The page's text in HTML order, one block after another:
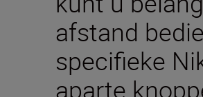
afstand
specifieke
aparte